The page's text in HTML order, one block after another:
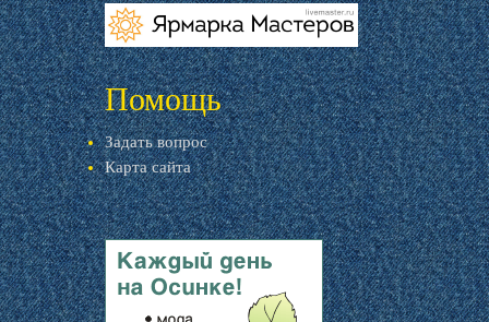
livemaster.ru
Помощь
Задать вопрос
Карта сайта